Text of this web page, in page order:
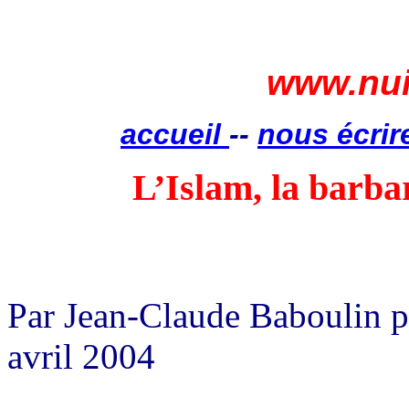
accueil -- nous
L’Islam, la
Par Jean-Claude Baboulin
avril 2004